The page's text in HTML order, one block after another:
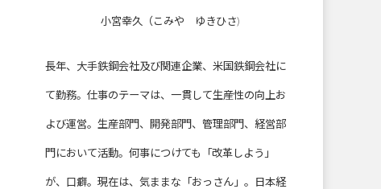
小宮幸久（こみや ゆきひさ)
長年、大手鉄鋼会社及び関連企業、米国鉄鋼会社に
て勤務。仕事のテーマは、一貫して生産性の向上お
よび運営。生産部門、開発部門、管理部門、経営部
門において活動。何事につけても「改革しよう」
が、口癖。現在は、気ままな「おっさん」。日本経